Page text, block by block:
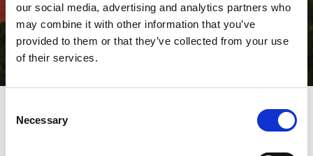
our social media, advertising and analytics partners who
may combine it with other information that you’ve
provided to them or that they’ve collected from your use
of their services.
Selection
Necessary